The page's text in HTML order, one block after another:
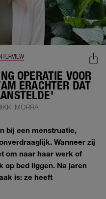
OPERATIE VOOR
ERACHTER DAT
MORRA
bij een menstruatie,
Wanneer zij
om naar haar werk of
op bed liggen. Na jaren
is: ze heeft